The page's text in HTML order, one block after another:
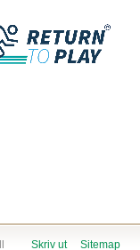
Sitemap
Skriv ut